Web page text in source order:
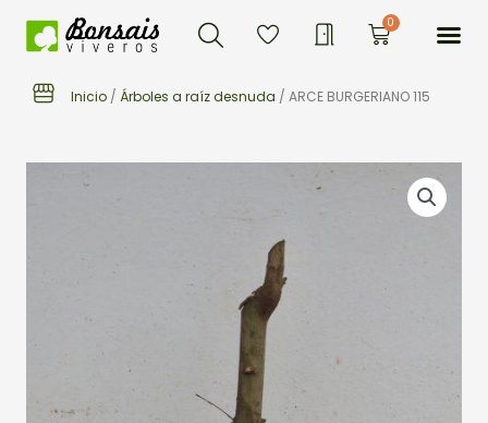
Buscar 0Carrito
Inicio / Árboles a raíz desnuda / ARCE BURGERIANO 115